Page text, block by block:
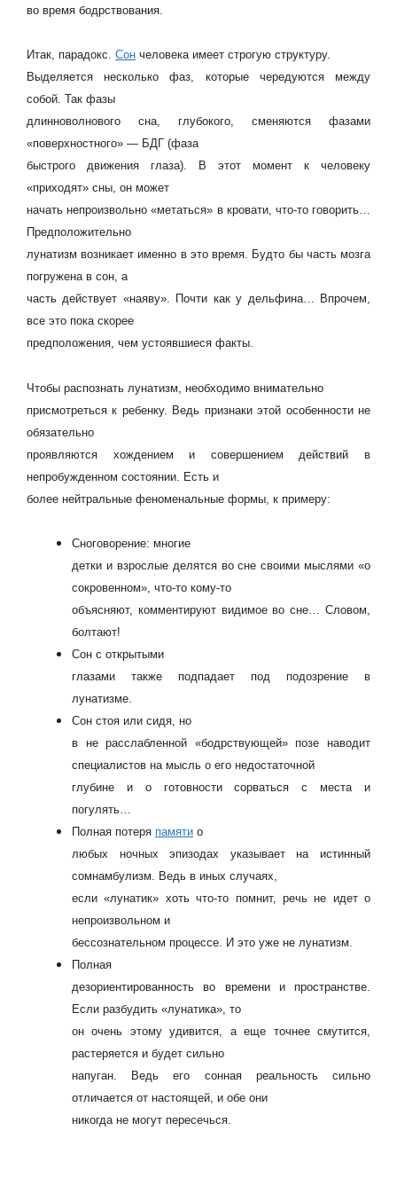
во время бодрствования.
Итак, парадокс. Сон человека имеет строгую структуру.
Выделяется несколько фаз, которые чередуются между
собой. Так фазы
длинноволнового сна, глубокого, сменяются фазами
«поверхностного» — БДГ (фаза
быстрого движения глаза). В этот момент к человеку
«приходят» сны, он может
начать непроизвольно «метаться» в кровати, что-то говорить…
Предположительно
лунатизм возникает именно в это время. Будто бы часть мозга
погружена в сон, а
часть действует «наяву». Почти как у дельфина… Впрочем,
все это пока скорее
предположения, чем устоявшиеся факты.
Чтобы распознать лунатизм, необходимо внимательно
присмотреться к ребенку. Ведь признаки этой особенности не
обязательно
проявляются хождением и совершением действий в
непробужденном состоянии. Есть и
более нейтральные феноменальные формы, к примеру:
Сноговорение: многие
детки и взрослые делятся во сне своими мыслями «о
сокровенном», что-то кому-то
объясняют, комментируют видимое во сне… Словом,
болтают!
Сон с открытыми
глазами также подпадает под подозрение в
лунатизме.
Сон стоя или сидя, но
в не расслабленной «бодрствующей» позе наводит
специалистов на мысль о его недостаточной
глубине и о готовности сорваться с места и
погулять…
Полная потеря памяти о
любых ночных эпизодах указывает на истинный
сомнамбулизм. Ведь в иных случаях,
если «лунатик» хоть что-то помнит, речь не идет о
непроизвольном и
бессознательном процессе. И это уже не лунатизм.
Полная
дезориентированность во времени и пространстве.
Если разбудить «лунатика», то
он очень этому удивится, а еще точнее смутится,
растеряется и будет сильно
напуган. Ведь его сонная реальность сильно
отличается от настоящей, и обе они
никогда не могут пересечься.